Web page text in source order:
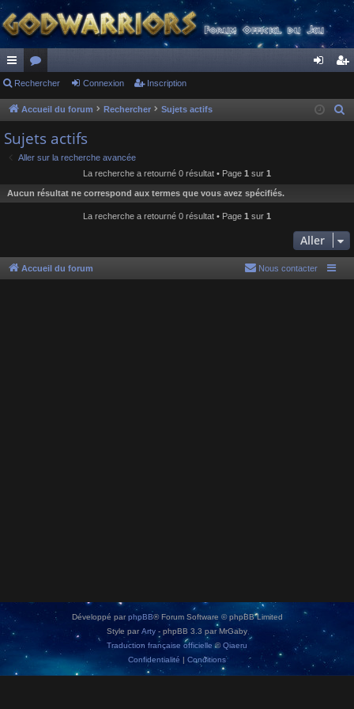
ac
co
ur
ci
or
u
s
ne cri
Rechercher Connexion Inscription
Accueil du forum Rechercher Sujets actifs
h
e
Sujets actifs
Aller sur la recherche avancée
La recherche a retourné 0 résultat • Page 1 sur 1
Aucun résultat ne correspond aux termes que vous avez spécifiés.
La recherche a retourné 0 résultat • Page 1 sur 1
Aller
Accueil du forum Nous contacter
Développé par phpBB® Forum Software © phpBB Limited
Style parArty - phpBB 3.3 par MrGaby
Traduction française officielle ©Qiaeru
Confidentialité | Conditions